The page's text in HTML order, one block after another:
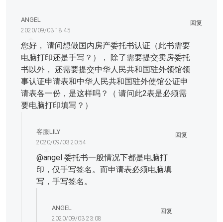
ANGEL
2020/09/03 18:45
您好， 请问想做国内房产委托书认证（此书需要
电脑打印还是手写？）， 除了需要提交卖房委托
书以外， 还需要提交中华人民共和国驻外领馆领
事认证申请表和中华人民共和国驻外使馆公证申
请表各一份，是这样吗？（ 请问此2表是必须需
要电脑打印填写？）
回复
客服LILY
2020/09/03 20:54
@angel 委托书一般情况下都是电脑打
印，仅手写签名。而申请表必须电脑填
写，手写签名。
回复
ANGEL
2020/09/03 23:08
回复